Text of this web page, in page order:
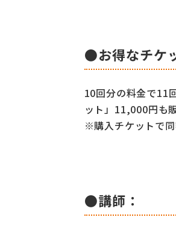
●お得なチケ
10回分の料金で11
ット」11,000円も
※購入チケットで同
●講師：